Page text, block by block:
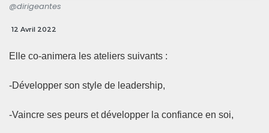
@dirigeantes
12 Avril 2022
Elle co-animera les ateliers suivants :
-Développer son style de leadership,
-Vaincre ses peurs et développer la confiance en soi,